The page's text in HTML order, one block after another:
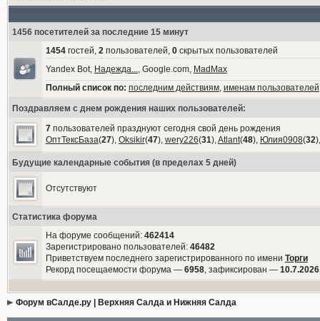
1456 посетителей за последние 15 минут
1454гостей, 2пользователей, 0скрытых пользователей
Yandex Bot, Надежда..., Google.com, MadMax
Полный список по: последним действиям, именам пользователей
Поздравляем с днем рождения наших пользователей:
7пользователей празднуют сегодня свой день рождения
ОптТексБаза(27), Oksikir(47), wery226(31),Atlant(48), Юлия0908(32
Будущие календарные события (в пределах 5 дней)
Отсутствуют
Статистика форума
На форуме сообщений: 462414
Зарегистрировано пользователей: 46482
Приветствуем последнего зарегистрированного по имени Торги
Рекорд посещаемости форума — 6958, зафиксирован —
Форум вСалде.ру | Верхняя Салда и Нижняя Салда